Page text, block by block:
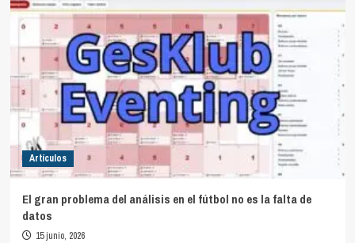
Artículos
El gran problema del análisis en el fútbol no es la falta de
datos
15 junio, 2026